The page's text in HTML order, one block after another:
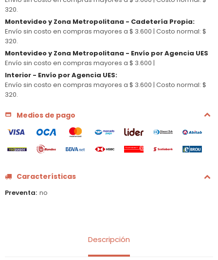
320.
Montevideo y Zona Metropolitana - Cadetería Propia:
Envío sin costo en compras mayores a $ 3.600 | Costo normal: $
320.
Montevideo y Zona Metropolitana - Envío por Agencia UES
Envío sin costo en compras mayores a $ 3.600 |
Interior - Envío por Agencia UES:
Envío sin costo en compras mayores a $ 3.600 | Costo normal: $
320.
Medios de pago
Características
Preventa no
Descripción